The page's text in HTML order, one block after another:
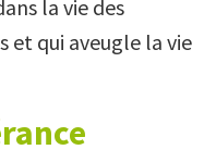
la vie des
et qui aveugle la vie